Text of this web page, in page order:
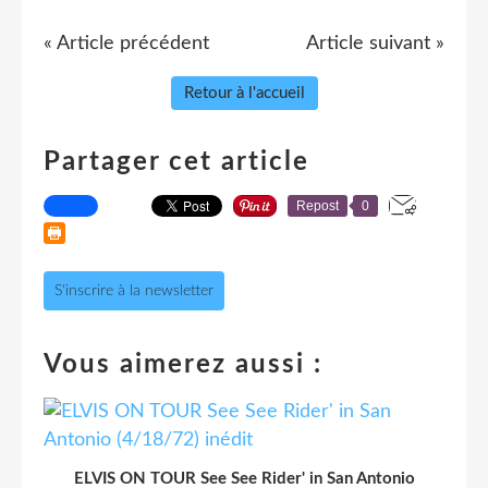
« Article précédent Article suivant »
Retour à l'accueil
Partager cet article
Repost 0
S'inscrire à la newsletter
Vous aimerez aussi :
ELVIS ON TOUR See See Rider' in San Antonio